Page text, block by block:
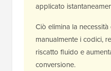
applicato
Ciò elimina la
manualmente i codici,
riscatto fluido e
conversione.